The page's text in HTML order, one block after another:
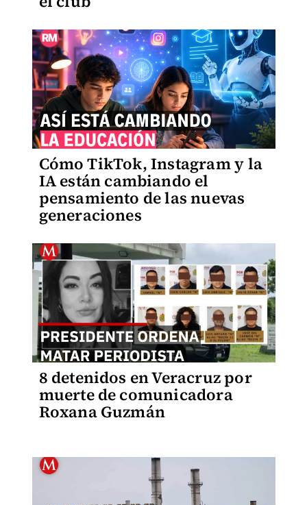
Cómo TikTok, Instagram y la
IA están cambiando el
pensamiento de las nuevas
generaciones
8 detenidos en Veracruz por
muerte de comunicadora
Roxana Guzmán